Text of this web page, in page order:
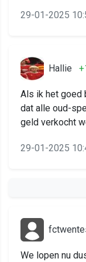
29-01-2025
Hallie
Als ik het goed
dat alle oud-
geld verkocht
29-01-2025
We lopen nu